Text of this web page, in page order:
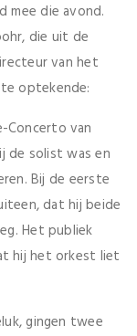
mee die avond.
die uit de
van het
optekende:
Concerto van
de solist was en
Bij de eerste
dat hij beide
Het publiek
hij het orkest liet
gingen twee